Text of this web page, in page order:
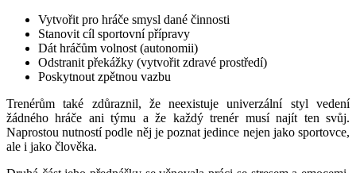
Vytvořit pro hráče smysl dané činnosti
Stanovit cíl sportovní přípravy
Dát hráčům volnost (autonomii)
Odstranit překážky (vytvořit zdravé prostředí)
Poskytnout zpětnou vazbu
Trenérům také zdůraznil, že neexistuje univerzální styl vedení
žádného hráče ani týmu a že každý trenér musí najít ten svůj.
Naprostou nutností podle něj je poznat jedince nejen jako sportovce,
ale i jako člověka.